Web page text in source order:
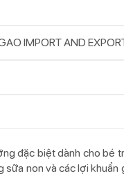
IMPORT AND
đặc biệt dành cho bé
non và các lợi